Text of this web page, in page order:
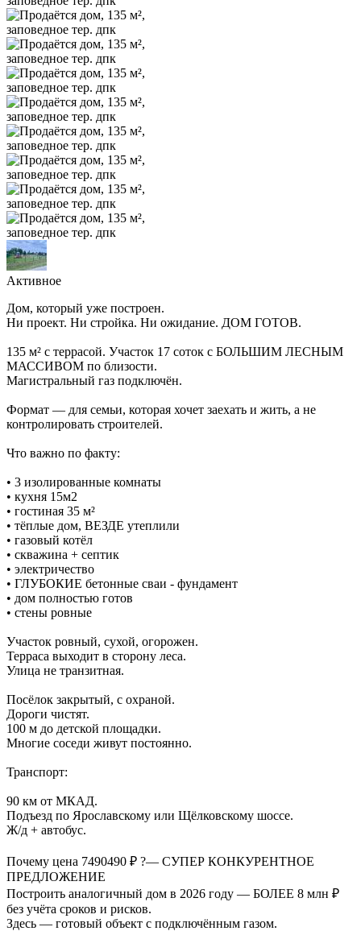
Активное
Дом, который уже построен.
Ни проект. Ни стройка. Ни ожидание. ДОМ ГОТОВ.
135 м² с террасой. Участок 17 соток с БОЛЬШИМ ЛЕСНЫМ
МАССИВОМ по близости.
Магистральный газ подключён.
Формат — для семьи, которая хочет заехать и жить, а не
контролировать строителей.
Что важно по факту:
• 3 изолированные комнаты
• кухня 15м2
• гостиная 35 м²
• тёплые дом, ВЕЗДЕ утеплили
• газовый котёл
• скважина + септик
• электричество
• ГЛУБОКИЕ бетонные сваи - фундамент
• дом полностью готов
• стены ровные
Участок ровный, сухой, огорожен.
Терраса выходит в сторону леса.
Улица не транзитная.
Посёлок закрытый, с охраной.
Дороги чистят.
100 м до детской площадки.
Многие соседи живут постоянно.
Транспорт:
90 км от МКАД.
Подъезд по Ярославскому или Щёлковскому шоссе.
Ж/д + автобус.
Почему цена 7490490 ₽ ?— СУПЕР КОНКУРЕНТНОЕ
ПРЕДЛОЖЕНИЕ
Построить аналогичный дом в 2026 году — БОЛЕЕ 8 млн ₽
без учёта сроков и рисков.
Здесь — готовый объект с подключённым газом.